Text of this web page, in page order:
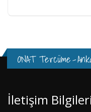
ONAT Tercüme-
İletişim Bilgileri